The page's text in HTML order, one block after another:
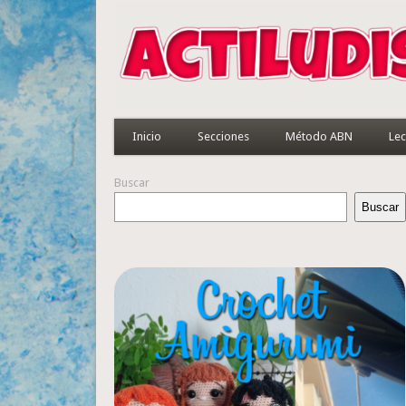
Inicio Secciones Método ABN
Buscar
Buscar